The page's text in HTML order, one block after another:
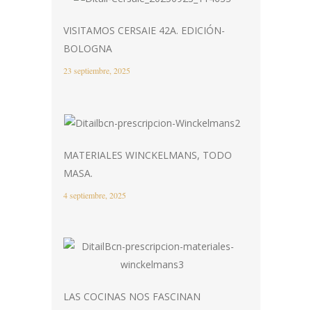
VISITAMOS CERSAIE 42A. EDICIÓN-
BOLOGNA
23 septiembre, 2025
MATERIALES WINCKELMANS, TODO
MASA.
4 septiembre, 2025
LAS COCINAS NOS FASCINAN